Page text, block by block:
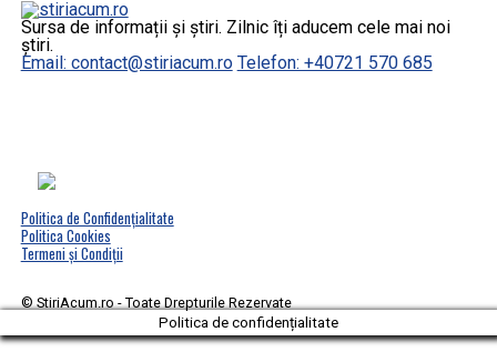
Sursa de informații și știri. Zilnic îți aducem cele mai noi
știri.
Email: contact@stiriacum.ro Telefon: +40721 570 685
Politica de Confidențialitate
Politica Cookies
Termeni și Condiții
© StiriAcum.ro - Toate Drepturile Rezervate
Politica de confidențialitate